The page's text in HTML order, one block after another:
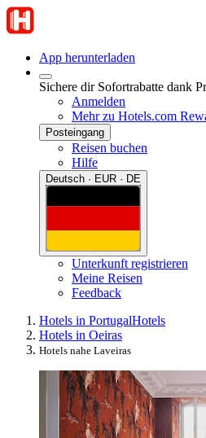
App herunterladen
Sichere dir Sofortrabatte dank
Anmelden
Mehr zu Hotels.com
Posteingang
Reisen buchen
Hilfe
Deutsch · EUR · DE
Unterkunft registrieren
Meine Reisen
Feedback
Hotels in PortugalHotels
Hotels in Oeiras
Hotels nahe Laveiras